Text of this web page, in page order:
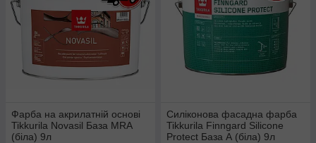
Фарба на акрилатній основі
Tikkurila Novasil База MRA
(біла) 9л
Силіконова фасадна фарба
Tikkurila Finngard Silicone
Protect База А (біла) 9л